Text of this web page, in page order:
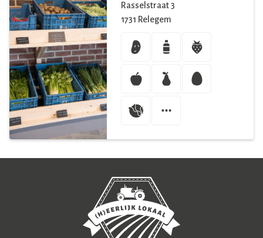
Rasselstraat 3
1731 Relegem